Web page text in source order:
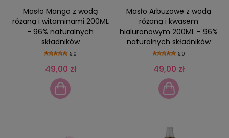
Masło Mango z wodą
różaną i witaminami 200ML
- 96% naturalnych
składników
5.0
49,00 zł
Masło Arbuzowe z wodą
różaną i kwasem
hialuronowym 200ML - 96%
naturalnych składników
5.0
49,00 zł